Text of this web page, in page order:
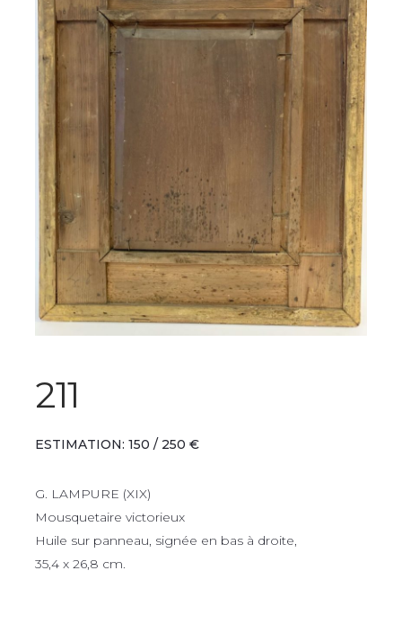
211
ESTIMATION: 150 / 250 €
G. LAMPURE (XIX)
Mousquetaire victorieux
Huile sur panneau, signée en bas à droite,
35,4 x 26,8 cm.